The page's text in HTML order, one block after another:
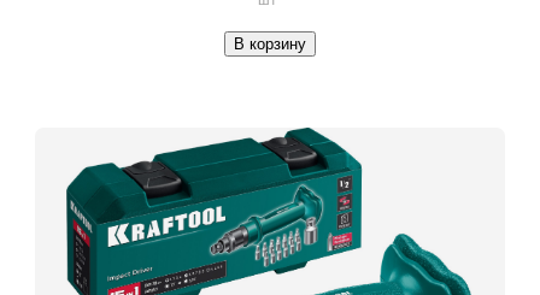
В корзину